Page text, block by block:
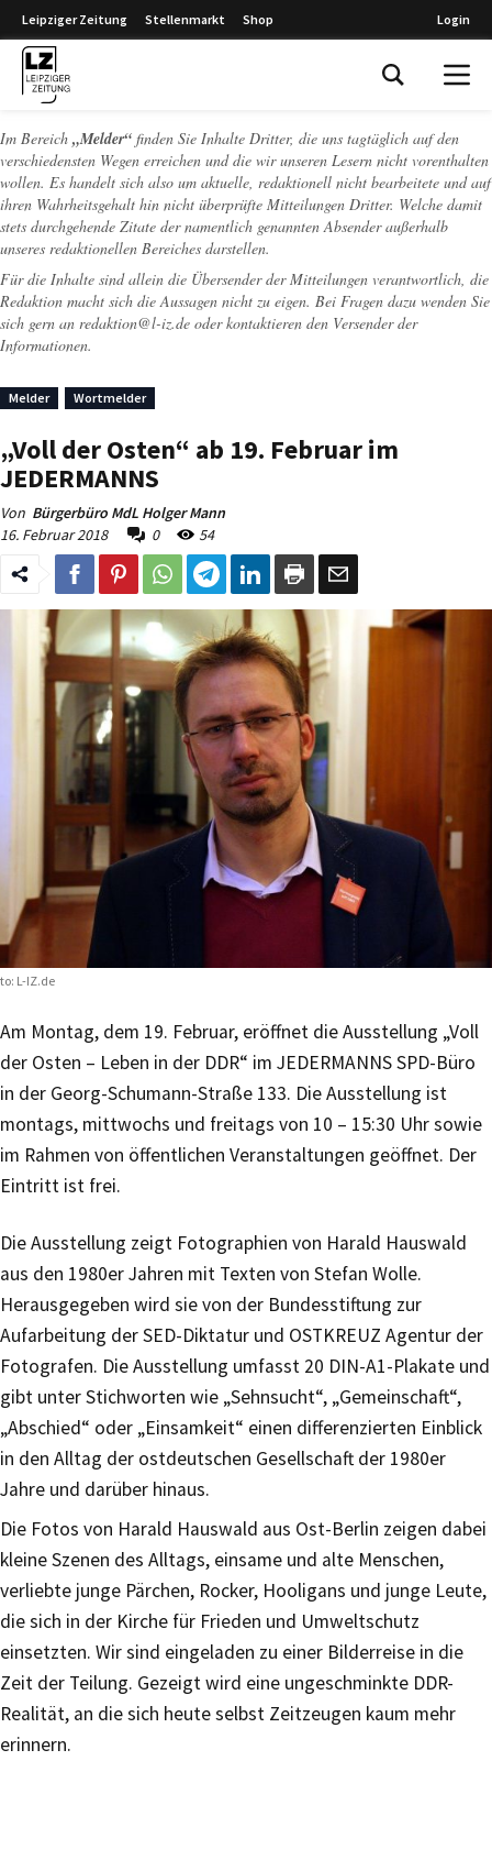
Leipziger Zeitung Stellenmarkt Shop Login
Im Bereich „Melder“ finden Sie Inhalte Dritter, die uns tagtäglich auf den
verschiedensten Wegen erreichen und die wir unseren Lesern nicht vorenthalten
wollen. Es handelt sich also um aktuelle, redaktionell nicht bearbeitete und auf
ihren Wahrheitsgehalt hin nicht überprüfte Mitteilungen Dritter. Welche damit
stets durchgehende Zitate der namentlich genannten Absender außerhalb
unseres redaktionellen Bereiches darstellen.
Für die Inhalte sind allein die Übersender der Mitteilungen verantwortlich, die
Redaktion macht sich die Aussagen nicht zu eigen. Bei Fragen dazu wenden Sie
sich gern an redaktion@l-iz.de oder kontaktieren den Versender der
Informationen.
Melder Wortmelder
„Voll der Osten“ ab 19. Februar im
JEDERMANNS
Von Bürgerbüro MdL Holger Mann
16. Februar 2018
0 54
L-IZ.de
Am Montag, dem 19. Februar, eröffnet die Ausstellung „Voll
der Osten – Leben in der DDR“ im JEDERMANNS SPD-Büro
in der Georg-Schumann-Straße 133. Die Ausstellung ist
montags, mittwochs und freitags von 10 – 15:30 Uhr sowie
im Rahmen von öffentlichen Veranstaltungen geöffnet. Der
Eintritt ist frei.
Die Ausstellung zeigt Fotographien von Harald Hauswald
aus den 1980er Jahren mit Texten von Stefan Wolle.
Herausgegeben wird sie von der Bundesstiftung zur
Aufarbeitung der SED-Diktatur und OSTKREUZ Agentur der
Fotografen. Die Ausstellung umfasst 20 DIN-A1-Plakate und
gibt unter Stichworten wie „Sehnsucht“, „Gemeinschaft“,
„Abschied“ oder „Einsamkeit“ einen differenzierten Einblick
in den Alltag der ostdeutschen Gesellschaft der 1980er
Jahre und darüber hinaus.
Die Fotos von Harald Hauswald aus Ost-Berlin zeigen dabei
kleine Szenen des Alltags, einsame und alte Menschen,
verliebte junge Pärchen, Rocker, Hooligans und junge Leute,
die sich in der Kirche für Frieden und Umweltschutz
einsetzten. Wir sind eingeladen zu einer Bilderreise in die
Zeit der Teilung. Gezeigt wird eine ungeschminkte DDR-
Realität, an die sich heute selbst Zeitzeugen kaum mehr
erinnern.